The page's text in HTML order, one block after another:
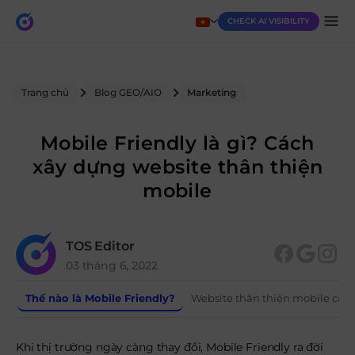
CHECK AI VISIBILITY
Trang chủ Blog GEO/AIO Marketing
Mobile Friendly là gì? Cách
xây dựng website thân thiện
mobile
TOS Editor
03 tháng 6, 2022
Thế nào là Mobile Friendly? Website thân thiện mobile cần
Khi thị trường ngày càng thay đổi, Mobile Friendly ra đời